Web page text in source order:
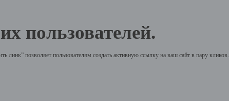
пользователей.
позволяет пользователям создать активную ссылку на ваш сайт в пару кликов.